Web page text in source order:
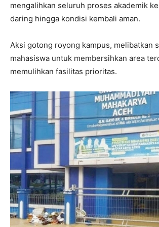
mengalihkan seluruh proses akademik
daring hingga kondisi kembali aman.
Aksi gotong royong kampus, melibatkan
mahasiswa untuk membersihkan area
memulihkan fasilitas prioritas.